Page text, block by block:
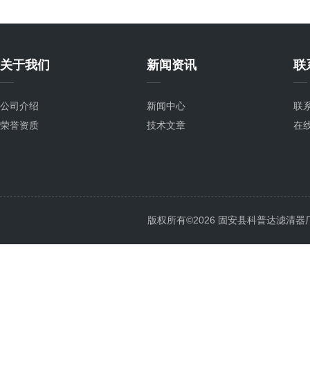
关于我们
公司介绍
荣誉资质
新闻资讯
新闻中心
技术文章
联
联
在
版权所有©2026 固安县科普达滤清